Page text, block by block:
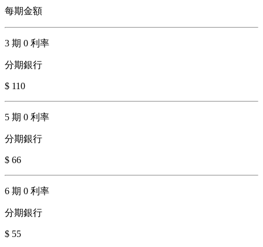
每期金額
3 期 0 利率
分期銀行
$ 110
5 期 0 利率
分期銀行
$ 66
6 期 0 利率
分期銀行
$ 55